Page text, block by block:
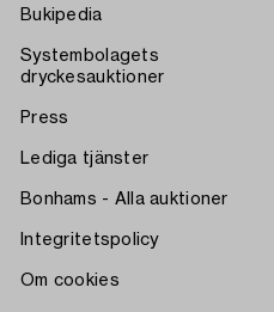
Bukipedia
Systembolagets
dryckesauktioner
Press
Lediga tjänster
Bonhams - Alla auktioner
Integritetspolicy
Om cookies